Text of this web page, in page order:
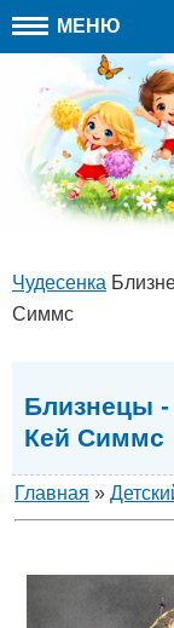
МЕНЮ
Чудесенка
Симмс
Близнецы -
Кей Симмс
Главная »